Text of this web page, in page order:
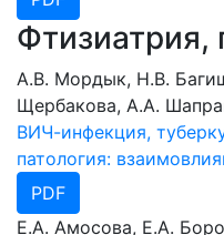
Фтизиатрия,
А.В. Мордык, Н.В.
Щербакова, А.А.
ВИЧ-инфекция,
патология:
PDF
Е.А. Амосова, Е.А.